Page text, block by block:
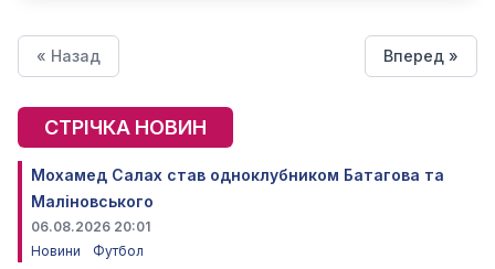
« Назад Вперед »
СТРІЧКА НОВИН
Мохамед Салах став одноклубником Батагова та
Маліновського
06.08.2026 20:01
Новини
Футбол